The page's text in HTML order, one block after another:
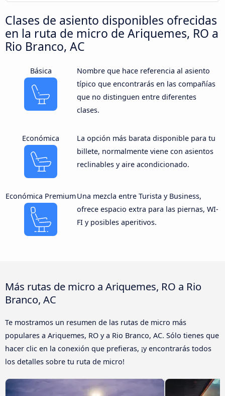
Clases de asiento disponibles ofrecidas
en la ruta de micro de Ariquemes, RO a
Rio Branco, AC
Básica
Nombre que hace referencia al asiento
típico que encontrarás en las compañías
que no distinguen entre diferentes
clases.
Económica
La opción más barata disponible para tu
billete, normalmente viene con asientos
reclinables y aire acondicionado.
Económica PremiumUna mezcla entre Turista y Business,
ofrece espacio extra para las piernas, WI-
FI y posibles aperitivos.
Más rutas de micro a Ariquemes, RO a Rio
Branco, AC
Te mostramos un resumen de las rutas de micro más
populares a Ariquemes, RO y a Rio Branco, AC. Sólo tienes que
hacer clic en la conexión que prefieras, ¡y encontrarás todos
los detalles sobre tu ruta de micro!